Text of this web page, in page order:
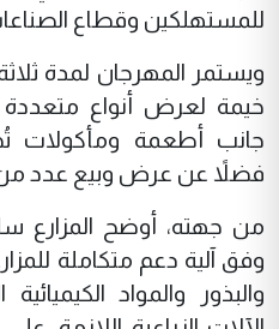
للمستهلكين وقطاع
خيمة لعرض أنواع متعددة
جانب أطعمة ومأكولات
فضلاً عن عرض وبيع عدد من
من جهته، أوضح المزارع
وفق آلية دعم متكاملة
والبذور والمواد